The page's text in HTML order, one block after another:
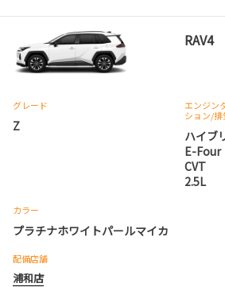
RAV4
グレード
Z
エンジン
ション/排
ハイブ
E-Four
CVT
2.5L
カラー
プラチナホワイトパールマイカ
配備店舗
浦和店